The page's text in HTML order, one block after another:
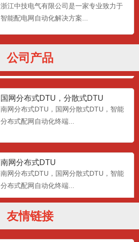
浙江中技电气有限公司是一家专业致力于
智能配电网自动化解决方案...
公司产品
DTU综合单元...
国网分布式DTU，分散式DTU
南网分布式DTU，国网分散式DTU，智能
分布式配网自动化终端...
南网分布式DTU
南网分布式DTU，国网分散式DTU，智能
分布式配网自动化终端...
dtu智能配电终端,智能配电终端dtu 配
友情链接